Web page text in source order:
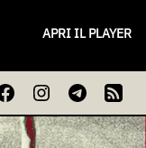
APRI IL PLAYER